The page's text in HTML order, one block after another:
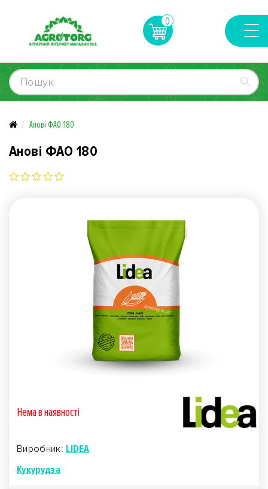
0
Анові ФАО 180
Анові ФАО 180
Нема в наявностi
Виробник: LIDEA
Кукурудза